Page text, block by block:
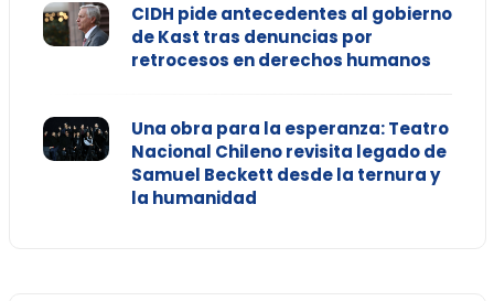
CIDH pide antecedentes al gobierno
de Kast tras denuncias por
retrocesos en derechos humanos
Una obra para la esperanza: Teatro
Nacional Chileno revisita legado de
Samuel Beckett desde la ternura y
la humanidad